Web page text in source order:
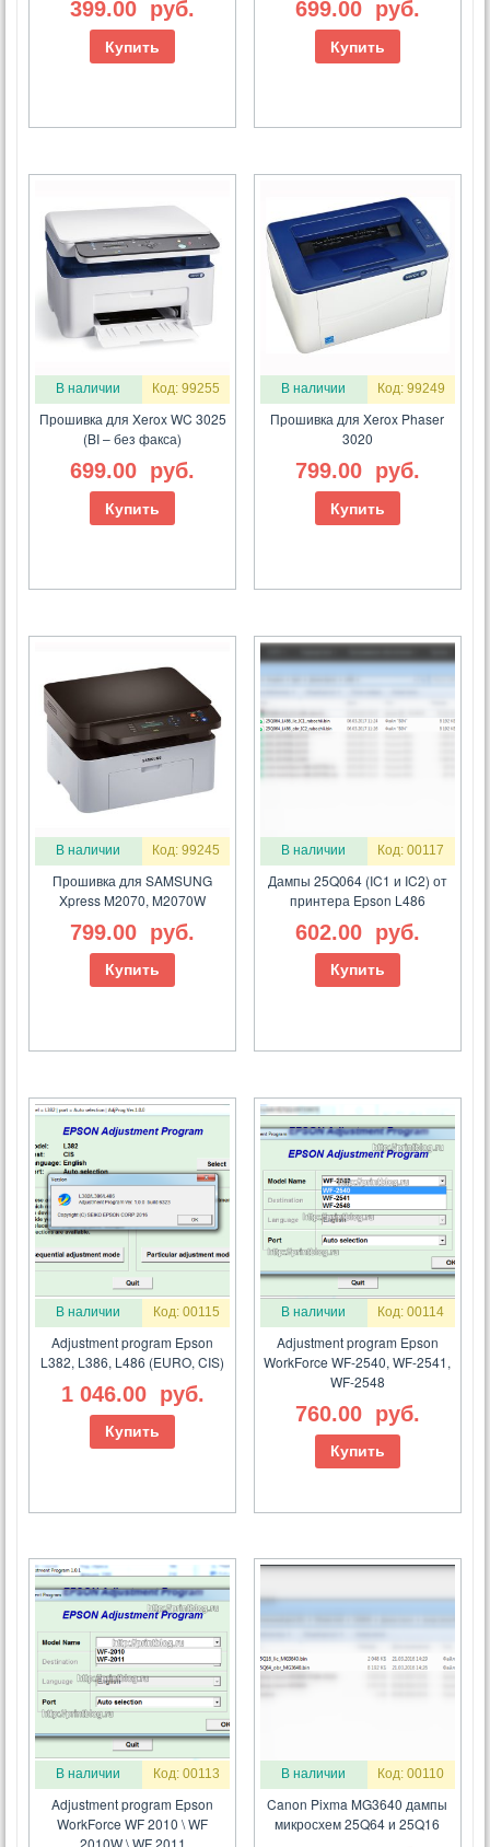
399.00 руб.
Купить
699.00 руб.
Купить
В наличии Код: 99255
Прошивка для Xerox WC 3025
(BI – без факса)
699.00 руб.
Купить
В наличии Код: 99249
Прошивка для Xerox Phaser
3020
799.00 руб.
Купить
В наличии Код: 99245
Прошивка для SAMSUNG
Xpress M2070, M2070W
799.00 руб.
Купить
В наличии Код: 00117
Дампы 25Q064 (IC1 и IC2) от
принтера Epson L486
602.00 руб.
Купить
В наличии Код: 00115
Adjustment program Epson
L382, L386, L486 (EURO, CIS)
1 046.00 руб.
Купить
В наличии Код: 00114
Adjustment program Epson
WorkForce WF-2540, WF-2541,
WF-2548
760.00 руб.
Купить
В наличии Код: 00113
Adjustment program Epson
WorkForce WF 2010 \ WF
2010W \ WF 2011
В наличии Код: 00110
Canon Pixma MG3640 дампы
микросхем 25Q64 и 25Q16